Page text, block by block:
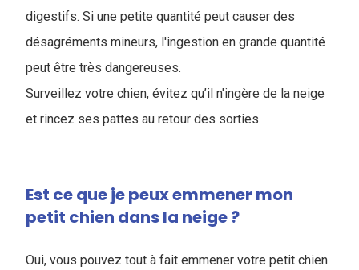
digestifs. Si une petite quantité peut causer des
désagréments mineurs, l'ingestion en grande quantité
peut être très dangereuses.
Surveillez votre chien, évitez qu’il n'ingère de la neige
et rincez ses pattes au retour des sorties.
Est ce que je peux emmener mon
petit chien dans la neige ?
Oui, vous pouvez tout à fait emmener votre petit chien